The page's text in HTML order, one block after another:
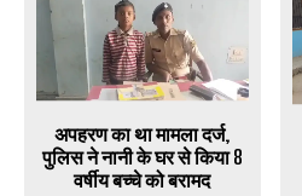
अपहरण का था मामला दर्ज,
पुलिस ने नानी के घर से किया 8
वर्षीय बच्चे को बरामद